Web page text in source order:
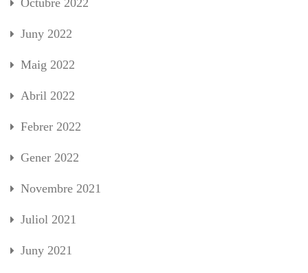
Juny 2022
Maig 2022
Abril 2022
Febrer 2022
Gener 2022
Novembre 2021
Juliol 2021
Juny 2021